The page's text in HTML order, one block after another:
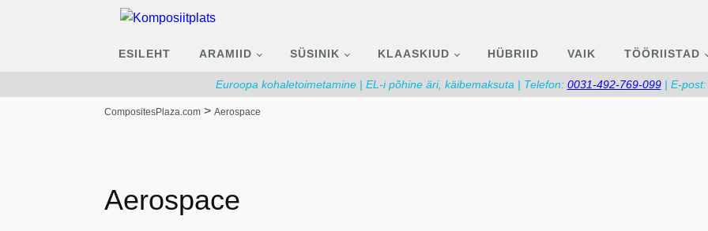
ESILEHT ARAMIID SÜSINIK KLAASKIUD HÜBRIID VAIK TÖÖRIISTAD
Euroopa kohaletoimetamine | EL-i põhine äri, käibemaksuta | Telefon: 0031-492-769-099| E-post:
CompositesPlaza.com > Aerospace
Aerospace